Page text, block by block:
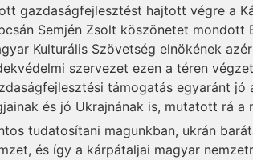
gazdaságfejlesztést hajtott végre a
Semjén Zsolt köszönetet mondott
Kulturális Szövetség elnökének
szervezet ezen a téren
támogatás egyaránt
és jó Ukrajnának is, mutatott rá a
tudatosítani magunkban, ukrán
és így a kárpátaljai magyar